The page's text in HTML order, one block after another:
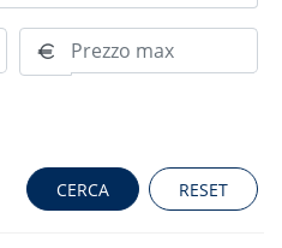
RESET